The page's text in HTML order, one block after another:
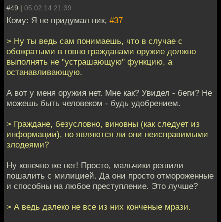
#49 | 05.02.14 21:39
Кому: Я не придумал ник, #37
> Ну ты ведь сам понимаешь, что в случае с
обожратыми в говно гражданами оружие должно
выполнять не "устрашающую" функцию, а
останавливающую.
А вот у меня оружия нет. Мне как? Увидел - беги? Не
можешь быть человеком - будь удобрением.
> Граждане, безусловно, виновны (как следует из
информации), но являются ли они неисправимыми
злодеями?
Ну конечно же нет! Просто, мальчики решили
пошалить с милицией. Да они просто отмороженные
и способны на любое преступление. Это лучше?
> А ведь далеко не все из них конченые мрази.